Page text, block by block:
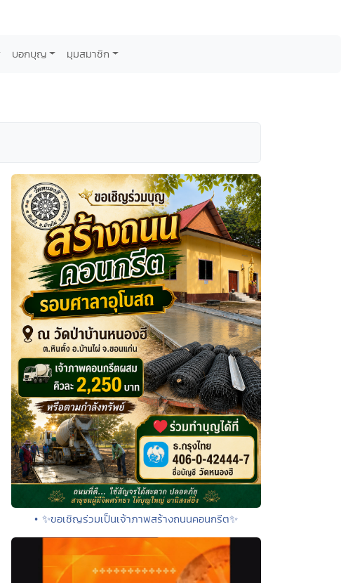
บอกบุญ มุมสมาชิก
• ✨ขอเชิญร่วมเป็นเจ้าภาพสร้างถนนคอนกรีต✨